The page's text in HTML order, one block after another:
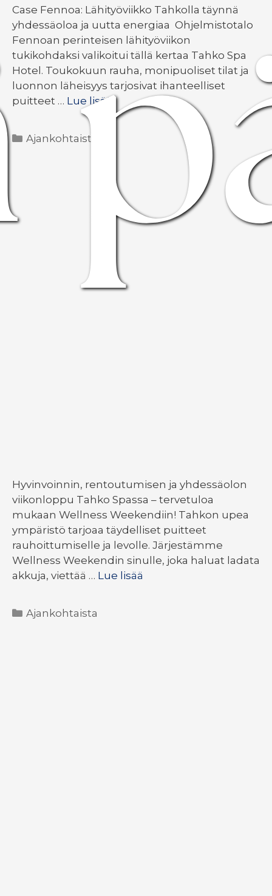
Case Fennoa: Lähityöviikko Tahkolla täynnä
yhdessäoloa ja uutta energiaa Ohjelmistotalo
Fennoan perinteisen lähityöviikon
tukikohdaksi valikoitui tällä kertaa Tahko Spa
Hotel. Toukokuun rauha, monipuoliset tilat ja
luonnon läheisyys tarjosivat ihanteelliset
puitteet … Lue lisää
Kategoriat
Ajankohtaista
Hyvinvoinnin, rentoutumisen ja yhdessäolon
viikonloppu Tahko Spassa – tervetuloa
mukaan Wellness Weekendiin! Tahkon upea
ympäristö tarjoaa täydelliset puitteet
rauhoittumiselle ja levolle. Järjestämme
Wellness Weekendin sinulle, joka haluat ladata
akkuja, viettää … Lue lisää
Kategoriat
Ajankohtaista